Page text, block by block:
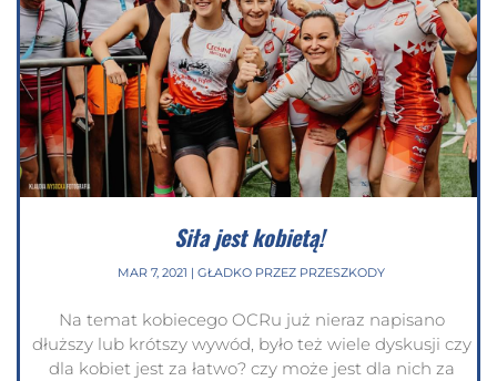
Siła jest kobietą!
MAR 7, 2021 | GŁADKO PRZEZ PRZESZKODY
Na temat kobiecego OCRu już nieraz napisano
dłuższy lub krótszy wywód, było też wiele dyskusji czy
dla kobiet jest za łatwo? czy może jest dla nich za